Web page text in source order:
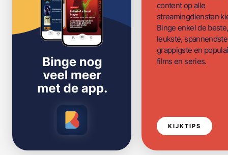
content op alle
streamingdiensten
Binge enkel de beste,
leukste,
grappigste en
films en series.
KIJKTIPS